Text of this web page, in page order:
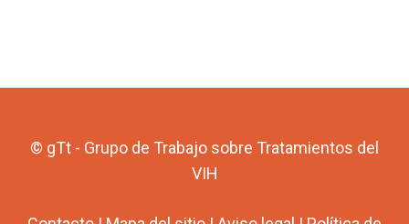
© gTt - Grupo de Trabajo sobre Tratamientos del
VIH